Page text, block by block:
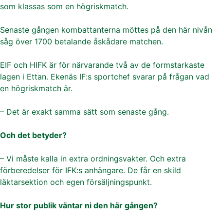
som klassas som en högriskmatch.
Senaste gången kombattanterna möttes på den här nivån
såg över 1700 betalande åskådare matchen.
EIF och HIFK är för närvarande två av de formstarkaste
lagen i Ettan. Ekenäs IF:s sportchef svarar på frågan vad
en högriskmatch är.
– Det är exakt samma sätt som senaste gång.
Och det betyder?
– Vi måste kalla in extra ordningsvakter. Och extra
förberedelser för IFK:s anhängare. De får en skild
läktarsektion och egen försäljningspunkt.
Hur stor publik väntar ni den här gången?